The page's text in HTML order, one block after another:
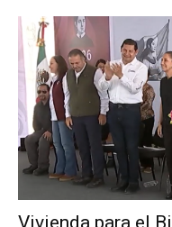
Vivienda para el